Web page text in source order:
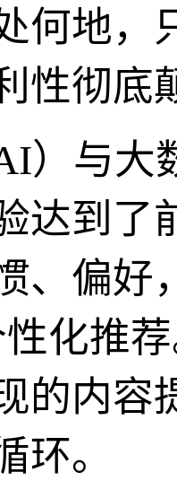
何地，
性彻底
）与大
达到了
、偏好
化推
的内容
环。